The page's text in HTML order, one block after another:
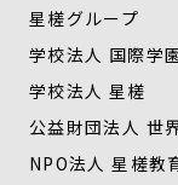
星槎グループ
学校法人 国際学
学校法人 星槎
公益財団法人 世
NPO法人 星槎教